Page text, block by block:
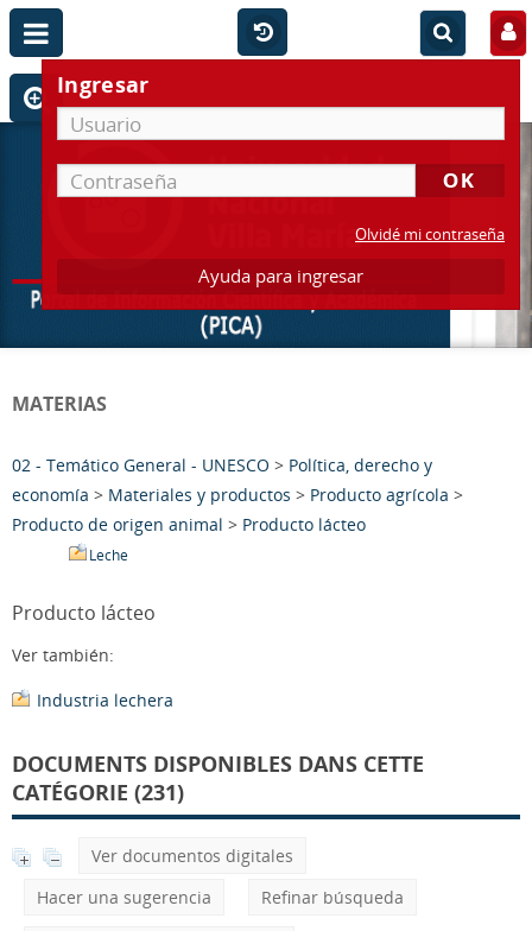
Ingresar
Olvidé mi contraseña
Ayuda para ingresar
MATERIAS
02 - Temático General - UNESCO > Política, derecho y
economía > Materiales y productos > Producto agrícola >
Producto de origen animal > Producto lácteo
Leche
Producto lácteo
Ver también:
Industria lechera
DOCUMENTS DISPONIBLES DANS CETTE
CATÉGORIE (231)
Ver documentos digitales
Hacer una sugerencia
Refinar búsqueda